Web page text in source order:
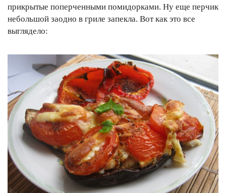
прикрытые поперченными помидорками. Ну еще перчик
небольшой заодно в гриле запекла. Вот как это все
выглядело: